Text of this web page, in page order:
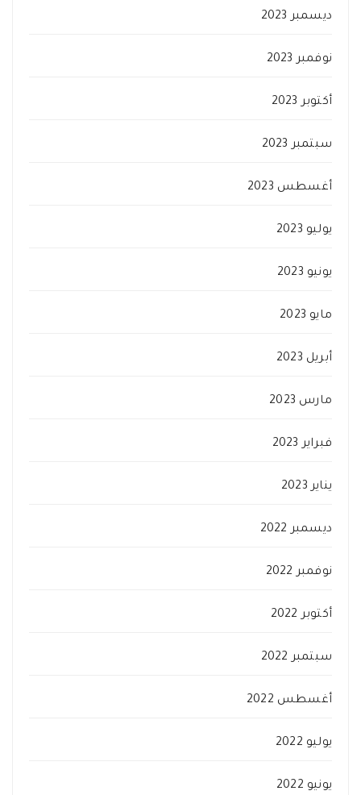
ديسمبر 2023
نوفمبر 2023
أكتوبر 2023
سبتمبر 2023
أغسطس 2023
يوليو 2023
يونيو 2023
مايو 2023
أبريل 2023
مارس 2023
فبراير 2023
يناير 2023
ديسمبر 2022
نوفمبر 2022
أكتوبر 2022
سبتمبر 2022
أغسطس 2022
يوليو 2022
يونيو 2022